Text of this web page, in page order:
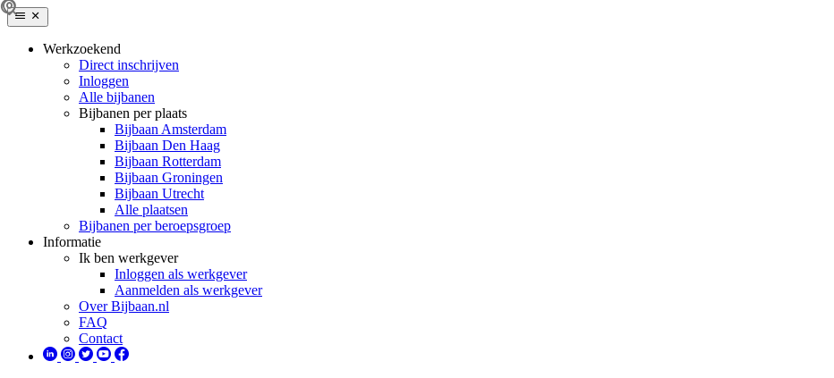
Werkzoekend
Direct inschrijven
Inloggen
Alle bijbanen
Bijbanen per plaats
Bijbaan Amsterdam
Bijbaan Den Haag
Bijbaan Rotterdam
Bijbaan Groningen
Bijbaan Utrecht
Alle plaatsen
Bijbanen per beroepsgroep
Informatie
Ik ben werkgever
Inloggen als werkgever
Aanmelden als werkgever
Over Bijbaan.nl
FAQ
Contact